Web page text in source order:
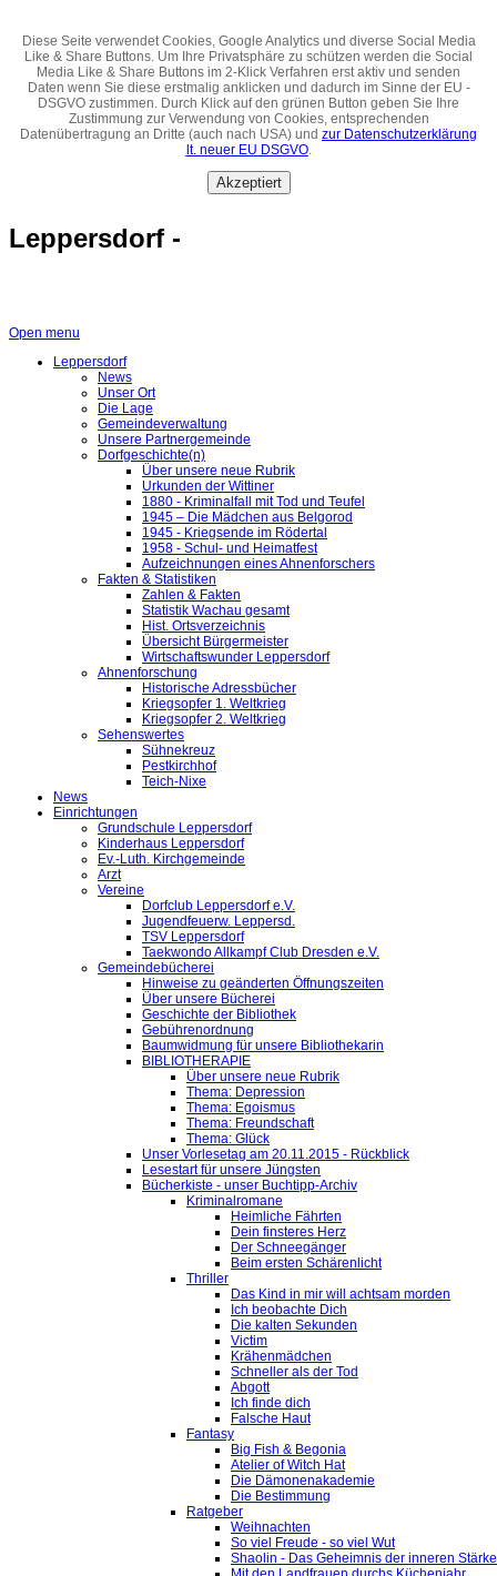
Diese Seite verwendet Cookies, Google Analytics und diverse Social Media
Like & Share Buttons. Um Ihre Privatsphäre zu schützen werden die Social
Media Like & Share Buttons im 2-Klick Verfahren erst aktiv und senden
Daten wenn Sie diese erstmalig anklicken und dadurch im Sinne der EU -
DSGVO zustimmen. Durch Klick auf den grünen Button geben Sie Ihre
Zustimmung zur Verwendung von Cookies, entsprechenden
Datenübertragung an Dritte (auch nach USA) und zur Datenschutzerklärung
lt. neuer EU DSGVO.
Akzeptiert
Leppersdorf -
Open menu
Leppersdorf
News
Unser Ort
Die Lage
Gemeindeverwaltung
Unsere Partnergemeinde
Dorfgeschichte(n)
Über unsere neue Rubrik
Urkunden der Wittiner
1880 - Kriminalfall mit Tod und Teufel
1945 – Die Mädchen aus Belgorod
1945 - Kriegsende im Rödertal
1958 - Schul- und Heimatfest
Aufzeichnungen eines Ahnenforschers
Fakten & Statistiken
Zahlen & Fakten
Statistik Wachau gesamt
Hist. Ortsverzeichnis
Übersicht Bürgermeister
Wirtschaftswunder Leppersdorf
Ahnenforschung
Historische Adressbücher
Kriegsopfer 1. Weltkrieg
Kriegsopfer 2. Weltkrieg
Sehenswertes
Sühnekreuz
Pestkirchhof
Teich-Nixe
News
Einrichtungen
Grundschule Leppersdorf
Kinderhaus Leppersdorf
Ev.-Luth. Kirchgemeinde
Arzt
Vereine
Dorfclub Leppersdorf e.V.
Jugendfeuerw. Leppersd.
TSV Leppersdorf
Taekwondo Allkampf Club Dresden e.V.
Gemeindebücherei
Hinweise zu geänderten Öffnungszeiten
Über unsere Bücherei
Geschichte der Bibliothek
Gebührenordnung
Baumwidmung für unsere Bibliothekarin
BIBLIOTHERAPIE
Über unsere neue Rubrik
Thema: Depression
Thema: Egoismus
Thema: Freundschaft
Thema: Glück
Unser Vorlesetag am 20.11.2015 - Rückblick
Lesestart für unsere Jüngsten
Bücherkiste - unser Buchtipp-Archiv
Kriminalromane
Heimliche Fährten
Dein finsteres Herz
Der Schneegänger
Beim ersten Schärenlicht
Thriller
Das Kind in mir will achtsam morden
Ich beobachte Dich
Die kalten Sekunden
Victim
Krähenmädchen
Schneller als der Tod
Abgott
Ich finde dich
Falsche Haut
Fantasy
Big Fish & Begonia
Atelier of Witch Hat
Die Dämonenakademie
Die Bestimmung
Ratgeber
Weihnachten
So viel Freude - so viel Wut
Shaolin - Das Geheimnis der inneren Stärke